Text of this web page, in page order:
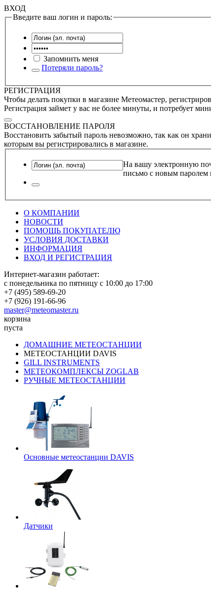
ВХОД
Введите ваш логин и пароль:
Запомнить меня
Потеряли пароль?
РЕГИСТРАЦИЯ
Чтобы делать покупки в магазине Метеомастер,
Регистрация займет у вас не более минуты, и потребует
ВОССТАНОВЛЕНИЕ ПАРОЛЯ
Восстановить забытый пароль невозможно, так как он
которым вы регистрировались в магазине.
На вашу электронную
письмо с новым паролем
О КОМПАНИИ
НОВОСТИ
ПОМОЩЬ ПОКУПАТЕЛЮ
УСЛОВИЯ ДОСТАВКИ
ИНФОРМАЦИЯ
ВХОД И РЕГИСТРАЦИЯ
Интернет-магазин работает:
с понедельника по пятницу с 10:00 до 17:00
+7 (495) 589-69-20
+7 (926) 191-66-96
master@meteomaster.ru
корзина
пуста
ДОМАШНИЕ МЕТЕОСТАНЦИИ
МЕТЕОСТАНЦИИ DAVIS
GILL INSTRUMENTS
МЕТЕОКОМПЛЕКСЫ ZOGLAB
РУЧНЫЕ МЕТЕОСТАНЦИИ
Основные метеостанции DAVIS
Датчики